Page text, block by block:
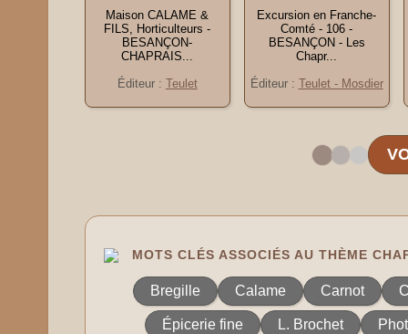
Maison CALAME &
FILS, Horticulteurs -
BESANÇON-
CHAPRAIS...
Éditeur : Teulet
Excursion en Franche-
Comté - 106 -
BESANÇON - Les
Chapr...
Éditeur : Teulet - Mosdier
MOTS CLÉS ASSOCIÉS AU THÈME
Bregille Calame Carnot
Épicerie fine L. Brochet